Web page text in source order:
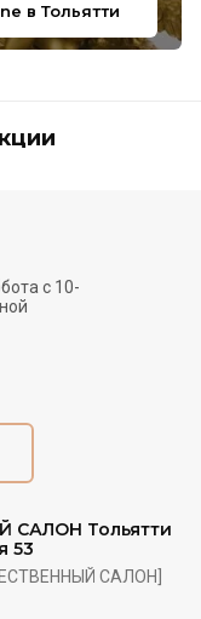
в Тольятти
Тольятти
53
САЛОН]
с 10-